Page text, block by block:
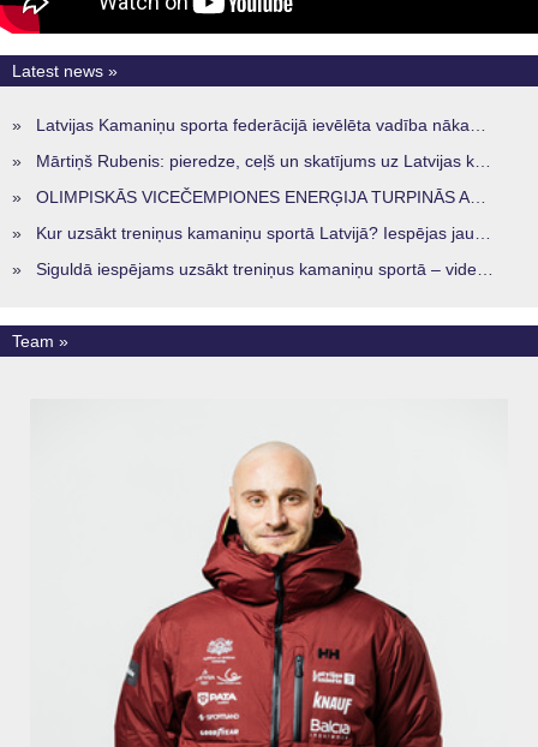
Latest news »
» Latvijas Kamaniņu sporta federācijā ievēlēta vadība nākamajam četru gadu termiņam
» Mārtiņš Rubenis: pieredze, ceļš un skatījums uz Latvijas kamaniņu sportu
» OLIMPISKĀS VICEČEMPIONES ENERĢIJA TURPINĀS ARĪ STARPSEZONĀ
» Kur uzsākt treniņus kamaniņu sportā Latvijā? Iespējas jaunajiem sportistiem visos reģionos
» Siguldā iespējams uzsākt treniņus kamaniņu sportā – vide, kur veidojas nākamā sportistu paaudze
Team »